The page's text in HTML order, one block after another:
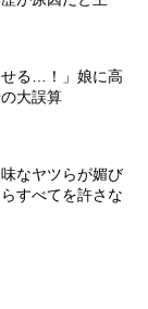
せる…！」娘に高
大誤算
なヤツらが媚び
すべてを許さな